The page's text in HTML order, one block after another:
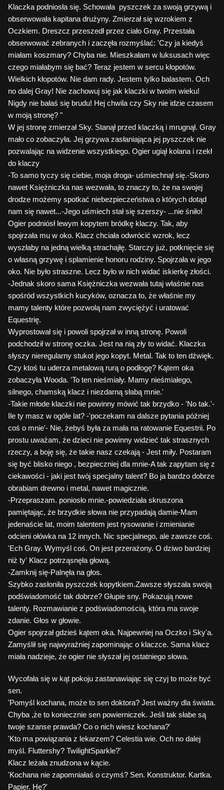
Klaczka podniosła się. Schowała pyszczek za swoją grzywą i
obserwowała kapitana drużyny. Zmierzał się wzrokiem z
Oczkiem. Dreszcz przeszedł przez ciało Gray. Przestała
obserwować zebranych i zaczęła rozmyślać: 'Czy ja kiedyś
miałam koszmary? Chyba nie. Mieszkałam w luksusach więc
czego miałabym się bać? Teraz jestem w sercu kłopotów.
Wielkich kłopotów. Nie dam rady. Jestem tylko balastem. Och
no dalej Gray! Nie zachowuj się jak klaczki w twoim wieku!
Nigdy nie bałaś się brudu! Hej chwila czy Sky nie idzie czasem
w moją stronę? "
W jej stronę zmierzał Sky. Stanął przed klaczką i mrugnął. Gray
mało co zobaczyła. Jej grzywa zasłaniająca jej pyszczek nie
pozwalając na widzenie wszystkiego. Ogier ugiął kolana i rzekł
do klaczy
-To samo tyczy się ciebie, moja droga- uśmiechnął się.-Skoro
nawet Księżniczka nas wezwała, to znaczy to, że na swojej
drodze możemy spotkać niebezpieczeństwa o których dotąd
nam się nawet...-Jego uśmiech stał się szerszy- ...nie śniło!
Ogier podniósł lewym kopytem bródkę klaczy. Tak, aby
spojrzała mu w oko. Klacz chciała odwrócić wzrok, lecz
wyszłaby na jedną wielką strachajłę. Starczy już, potknięcie się
o własną grzywę i splamienie honoru rodziny. Spojrzała w jego
oko. Nie było straszne. Lecz było w nich widać iskierkę złości.
-Jednak skoro sama Księżniczka wezwała tutaj właśnie nas
spośród wszystkich kucyków, oznacza to, że właśnie my
mamy talenty które pozwolą nam zwyciężyć i uratować
Equestrię.
Wyprostował się i powoli spojrzał w inną stronę. Powoli
podchodził w stronę oczka. Jest na nią zły to widać. Klaczka
słyszy nieregularny stukot jego kopyt. Metal. Tak to ten dźwięk.
Czy ktoś tu uderza metalową rurą o podłogę? Kątem oka
zobaczyła Wooda. 'To ten nieśmiały. Mamy nieśmiałego,
silnego, chamską klacz i niezdarną słabą mnie.'
-Takie młode klaczki nie powinny mówić tak brzydko - 'No tak.'-
Ile ty masz w ogóle lat? -'poczekam na dalsze pytania później
coś o mnie'- Nie, żebyś była za mała na ratowanie Equestrii. Po
prostu uważam, że dzieci nie powinny widzieć tak strasznych
rzeczy, a boję się, że takie nasz czekają - Jest miły. Postaram
się być blisko niego , bezpieczniej dla mnie-A tak zapytam się z
ciekawości - jaki jest twój specjalny talent? Bo ja bardzo dobrze
obrabiam drewno i metal, nawet magicznie.
-Przepraszam. poniosło mnie.-powiedziała skruszona
pamiętając, że brzydkie słowa nie przypadają damie-Mam
jedenaście lat, moim talentem jest rysowanie i zmienianie
odcieni ołówka na 12 innych. Nic specjalnego, ale zawsze coś.
'Ech Gray. Wymyśl coś. On jest przerażony. O dziwo bardziej
niż ty' Klacz potrząsnęła głową.
-Zamknij się-Palnęła na głos.
Szybko zasłoniła pyszczek kopytkiem.Zawsze słyszała swoją
podświadomość tak dobrze? Głupie sny. Pokazują nowe
talenty. Rozmawianie z podświadomością, która ma swoje
zdanie. Głos w głowie.
Ogier spojrzał gdzieś kątem oka. Najpewniej na Oczko i Sky'a.
Zamyślił się najwyraźniej zapominając o klaczce. Sama klacz
miała nadzieje, że ogier nie słyszał jej ostatniego słowa.
Wycofała się w kąt pokoju zastanawiając się czyj to może być
sen.
'Pomyśl kochana, może to sen doktora? Jest ważny dla świata.
Chyba ,że to koniecznie sen powierniczek. Jeśli tak słabe są
twoje szanse prawda? Co o nich wiesz kochana?'
'Kto ma powiązania z lekarzem? Celestia wie. Och no dalej
myśl. Fluttershy? TwilightSparkle?'
Klacz leżała znudzona w kącie.
'Kochana nie zapomniałaś o czymś? Sen. Konstruktor. Kartka.
Papier. Hę?'